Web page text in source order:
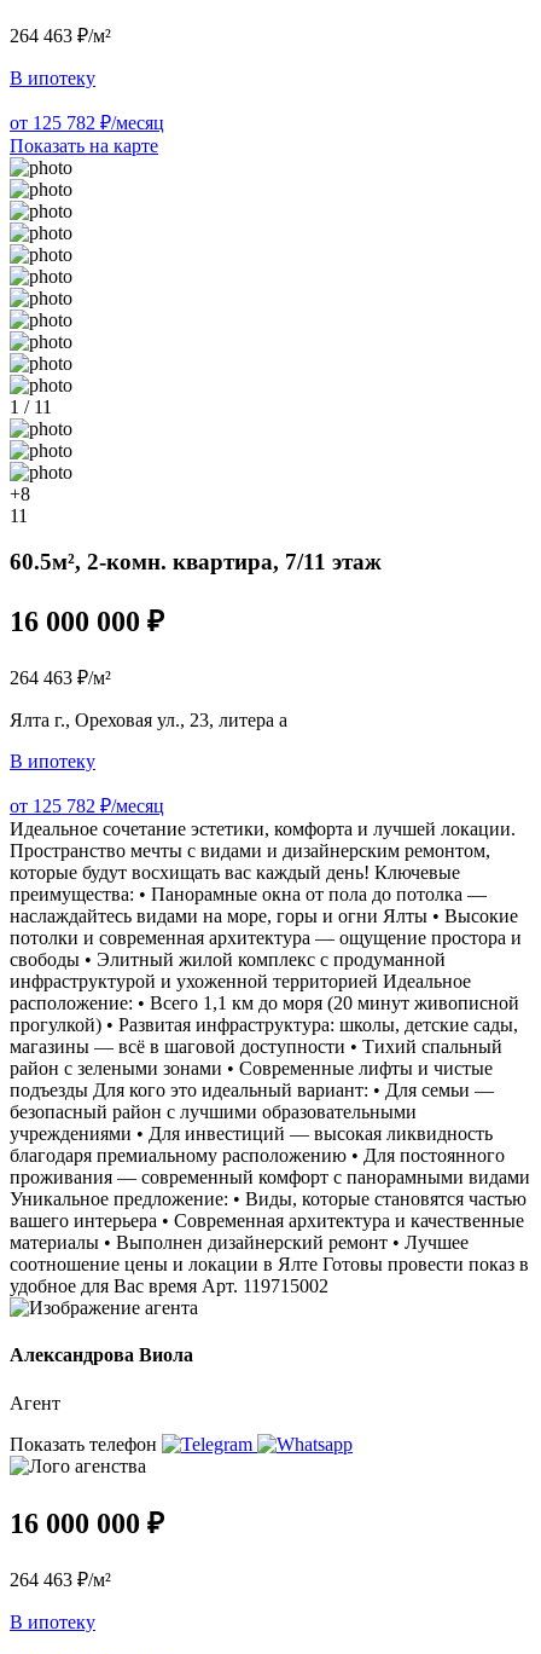
264 463 ₽/м²
В ипотеку
от 125 782 ₽/месяц
Показать на карте
1 / 11
+8
11
60.5м², 2-комн. квартира, 7/11 этаж
16 000 000 ₽
264 463 ₽/м²
Ялта г., Ореховая ул., 23, литера а
В ипотеку
от 125 782 ₽/месяц
Идеальное сочетание эстетики, комфорта и лучшей локации.
Пространство мечты с видами и дизайнерским ремонтом,
которые будут восхищать вас каждый день! Ключевые
преимущества: • Панорамные окна от пола до потолка —
наслаждайтесь видами на море, горы и огни Ялты • Высокие
потолки и современная архитектура — ощущение простора и
свободы • Элитный жилой комплекс с продуманной
инфраструктурой и ухоженной территорией Идеальное
расположение: • Всего 1,1 км до моря (20 минут живописной
прогулкой) • Развитая инфраструктура: школы, детские сады,
магазины — всё в шаговой доступности • Тихий спальный
район с зелеными зонами • Современные лифты и чистые
подъезды Для кого это идеальный вариант: • Для семьи —
безопасный район с лучшими образовательными
учреждениями • Для инвестиций — высокая ликвидность
благодаря премиальному расположению • Для постоянного
проживания — современный комфорт с панорамными видами
Уникальное предложение: • Виды, которые становятся частью
вашего интерьера • Современная архитектура и качественные
материалы • Выполнен дизайнерский ремонт • Лучшее
соотношение цены и локации в Ялте Готовы провести показ в
удобное для Вас время Арт. 119715002
Александрова Виола
Агент
Показать телефон
16 000 000 ₽
264 463 ₽/м²
В ипотеку